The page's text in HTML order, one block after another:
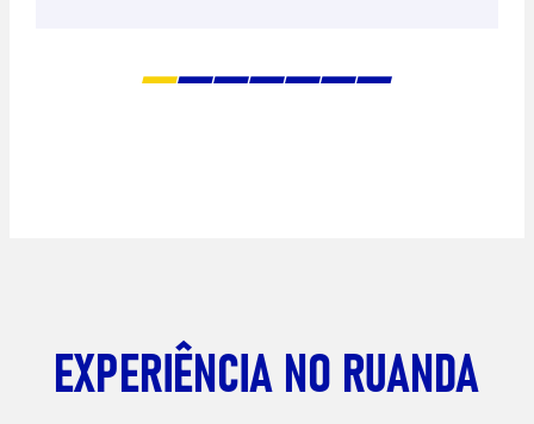
EXPERIÊNCIA NO RUANDA